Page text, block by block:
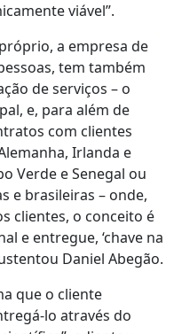
viável”.
a empresa de
tem também
de serviços – o
e, para além de
com clientes
Irlanda e
Verde e Senegal ou
e brasileiras – onde,
clientes, o conceito é
e entregue, ‘chave na
Daniel Abegão.
que o cliente
lo através do